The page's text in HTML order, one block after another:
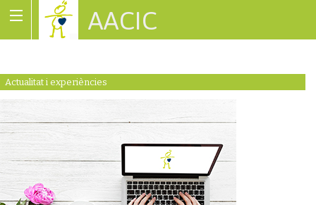
AACIC
Actualitat i experiències